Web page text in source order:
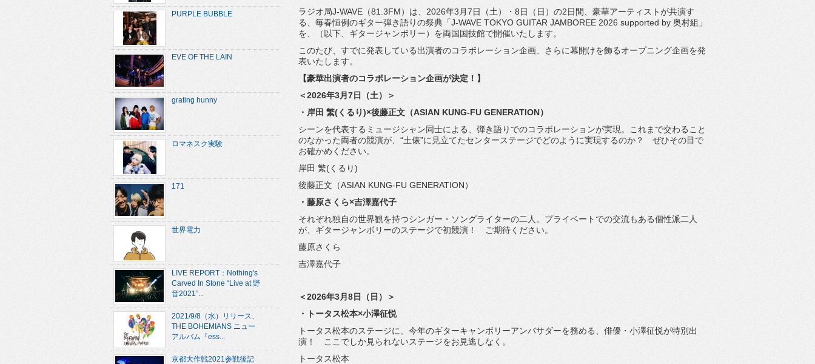
ラジオ局J-WAVE（81.3FM）は、2026年3月7日（土）・8日（日）の2日間、豪華アーティストが共演す
る、 毎春恒例のギター弾き語りの祭典「J-WAVE TOKYO GUITAR JAMBOREE 2026 supported by 奥村組」
を、（以下、ギタージャンボリー） を両国国技館で開催いたします。
このたび、すでに発表している出演者のコラボレーション企画、
さらに幕開けを飾るオープニング企画を発
表いたします。
【豪華出演者のコラボレーション企画が決定！】
＜2026年3月7日（土）＞
・岸田 繁(くるり)×後藤正文（ASIAN KUNG-FU GENERATION）
シーンを代表するミュージシャン同士による、 弾き語りでのコラボレーションが実現。
これまで交わること
のなかった両者の競演が、“土俵”に見立てたセンターステージでどのように実現するのか？ ぜひその目で
お確かめください。
岸田 繁(くるり)
後藤正文（ASIAN KUNG-FU GENERATION）
・藤原さくら×吉澤嘉代子
それぞれ独自の世界観を持つシンガー・ソングライターの二人。 プライベートでの交流もある個性派二人
が、 ギタージャンボリーのステージで初競演！ ご期待ください。
藤原さくら
吉澤嘉代子
＜2026年3月8日（日）＞
・トータス松本×小澤征悦
トータス松本のステージに、 今年のギターキャンボリーアンバサダーを務める、俳優・ 小澤征悦が特別出
演！ ここでしか見られないステージをお見逃しなく。
トータス松本
PURPLE BUBBLE
EVE OF THE LAIN
grating hunny
ロマネスク実験
171
世界電力
LIVE REPORT：Nothing's
Carved In Stone “Live at 野
音2021”...
2021/9/8（水）リリース、
THE BOHEMIANS ニュー
アルバム『ess...
京都大作戦2021参戦後記